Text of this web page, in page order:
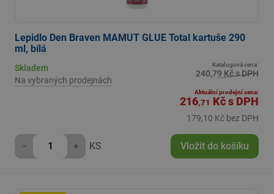
Lepidlo Den Braven MAMUT GLUE Total kartuše 290
ml, bílá
Skladem
Na vybraných prodejnách
Katalogová cena:
240,79 Kč s DPH
Aktuální prodejní cena:
216,71 Kčs DPH
179,10 Kč bez DPH
- + KS Vložit do košíku